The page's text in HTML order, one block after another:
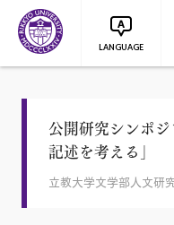
LANGUAGE
公開研究シンポ
記述を考える」
立教大学文学部人文研